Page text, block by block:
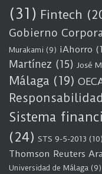
(31) Fintech
Gobierno
Murakami (9) iAhorro
Martínez (15) José
Málaga (19)
Sistema
(24) STS 9-5-2013 (10)
Thomson Reuters
Universidad de Málaga (9)